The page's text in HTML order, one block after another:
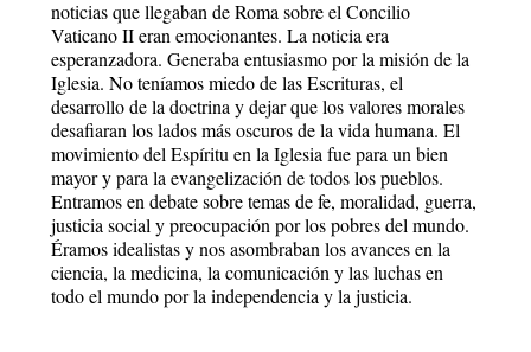
noticias que llegaban de Roma sobre el Concilio
Vaticano II eran emocionantes. La noticia era
esperanzadora. Generaba entusiasmo por la misión de la
Iglesia. No teníamos miedo de las Escrituras, el
desarrollo de la doctrina y dejar que los valores morales
desafiaran los lados más oscuros de la vida humana. El
movimiento del Espíritu en la Iglesia fue para un bien
mayor y para la evangelización de todos los pueblos.
Entramos en debate sobre temas de fe, moralidad, guerra,
justicia social y preocupación por los pobres del mundo.
Éramos idealistas y nos asombraban los avances en la
ciencia, la medicina, la comunicación y las luchas en
todo el mundo por la independencia y la justicia.